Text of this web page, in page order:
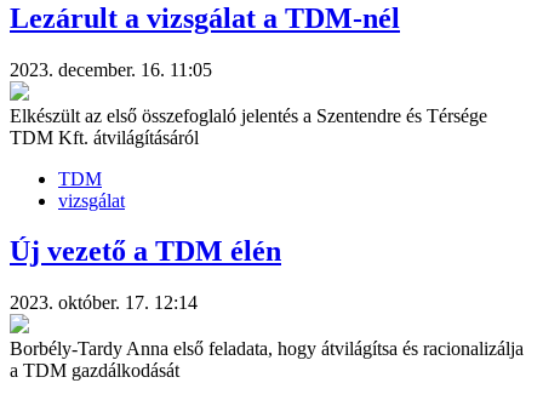
Lezárult a vizsgálat a TDM-nél
2023. december. 16. 11:05
Elkészült az első összefoglaló jelentés a Szentendre és Térsége
TDM Kft. átvilágításáról
TDM
vizsgálat
Új vezető a TDM élén
2023. október. 17. 12:14
Borbély-Tardy Anna első feladata, hogy átvilágítsa és racionalizálja
a TDM gazdálkodását